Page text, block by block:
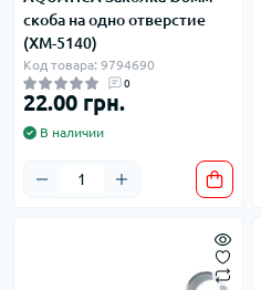
скоба на одно отверстие
(XM-5140)
Код товара: 9794690
0
22.00 грн.
В наличии